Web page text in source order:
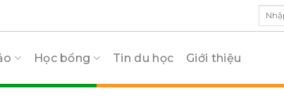
Học bổng Tin du học Giới thiệu